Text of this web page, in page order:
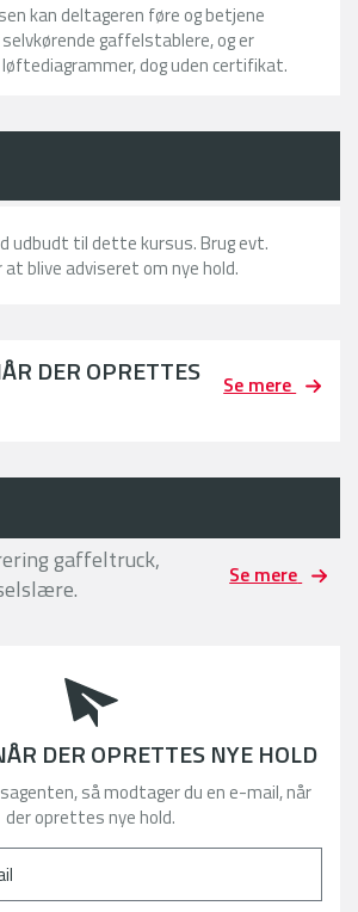
kan deltageren føre og betjene
gaffelstablere, og er
dog uden certifikat.
udbudt til dette kursus. Brug evt.
blive adviseret om nye hold.
DER OPRETTES Se mere
gaffeltruck,
Se mere
DER OPRETTES NYE HOLD
så modtager du en e-mail, når
der oprettes nye hold.